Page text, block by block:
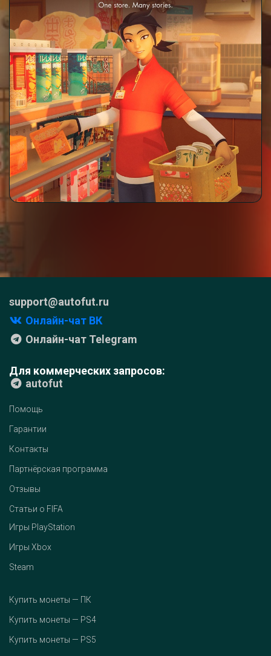
support@autofut.ru
Онлайн-чат ВК
Онлайн-чат Telegram
Для коммерческих запросов:
autofut
Помощь
Гарантии
Контакты
Партнёрская программа
Отзывы
Статьи о FIFA
Игры PlayStation
Игры Xbox
Steam
Купить монеты — ПК
Купить монеты — PS4
Купить монеты — PS5